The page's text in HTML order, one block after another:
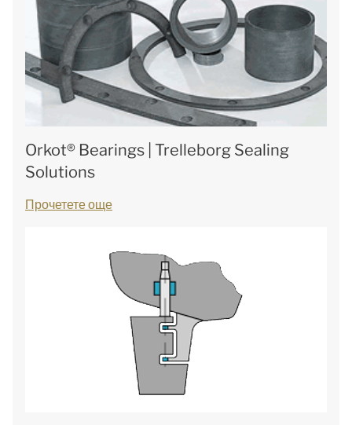
Orkot® Bearings | Trelleborg Sealing
Solutions
Прочетете още